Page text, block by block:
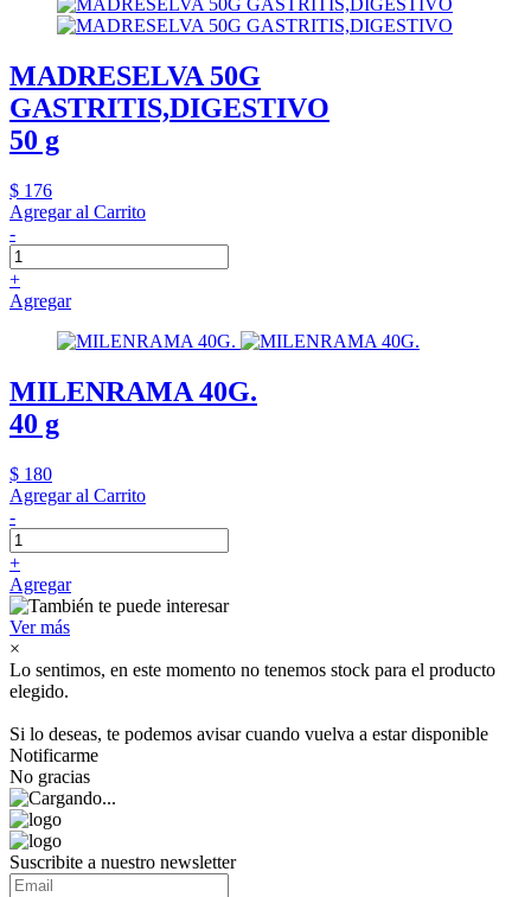
MADRESELVA 50G
GASTRITIS,DIGESTIVO
50 g
$ 176
Agregar al Carrito
-
+
Agregar
MILENRAMA 40G.
40 g
$ 180
Agregar al Carrito
-
+
Agregar
Ver más
×
Lo sentimos, en este momento no tenemos stock para el producto
elegido.
Si lo deseas, te podemos avisar cuando vuelva a estar disponible
Notificarme
No gracias
Suscribite a nuestro newsletter